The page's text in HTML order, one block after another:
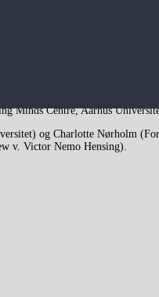
Minds Centre, Aarhus
og Charlotte Nørholm
v. Victor Nemo Hensing).